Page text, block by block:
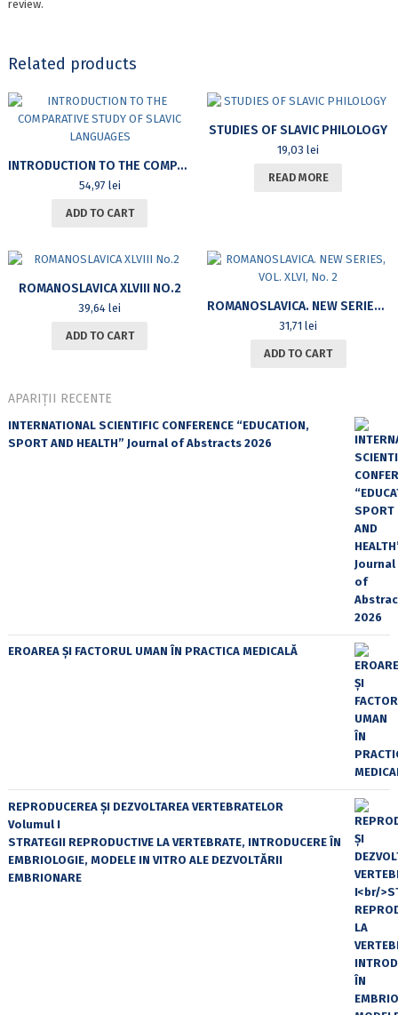
review.
Related products
INTRODUCTION TO THE COMPARATIVE STUDY OF SLAVIC LANGUAGES
54,97 lei
ADD TO CART
STUDIES OF SLAVIC PHILOLOGY
19,03lei
READ MORE
ROMANOSLAVICA XLVIII NO.2
39,64lei
ADD TO CART
ROMANOSLAVICA. NEW SERIES, VOL. XLVI, NO. 2
31,71lei
ADD TO CART
APARIȚII RECENTE
INTERNATIONAL SCIENTIFIC CONFERENCE “EDUCATION,
SPORT AND HEALTH” Journal of Abstracts 2026
EROAREA ȘI FACTORUL UMAN ÎN PRACTICA MEDICALĂ
REPRODUCEREA ȘI DEZVOLTAREA VERTEBRATELOR
Volumul I
STRATEGII REPRODUCTIVE LA VERTEBRATE, INTRODUCERE ÎN
EMBRIOLOGIE, MODELE IN VITRO ALE DEZVOLTĂRII
EMBRIONARE